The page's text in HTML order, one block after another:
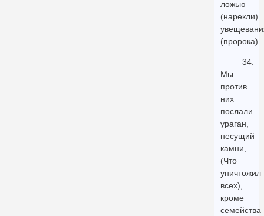
ложью
(нарекли)
(пророка).
34.
Мы
против
них
послали
ураган,
несущий
камни,
(Что
уничтожил
всех),
кроме
семейства